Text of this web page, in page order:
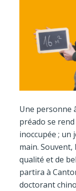
Une personne
préado se
inoccupée ; un
main. Souvent,
qualité et de
partira à
doctorant